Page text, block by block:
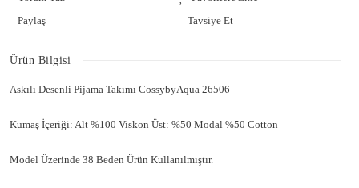
Paylaş
Tavsiye Et
Ürün Bilgisi
Askılı Desenli Pijama Takımı CossybyAqua 26506
Kumaş İçeriği: Alt %100 Viskon Üst: %50 Modal %50 Cotton
Model Üzerinde 38 Beden Ürün Kullanılmıştır.